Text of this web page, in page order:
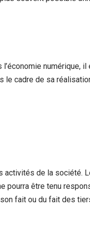
l’économie numérique, il
le cadre de sa
activités de la société.
pourra être tenu
fait ou du fait des